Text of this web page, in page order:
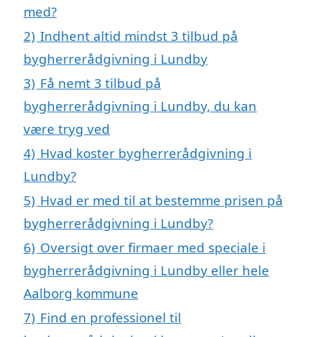
med?
2) Indhent altid mindst 3 tilbud på
bygherrerådgivning i Lundby
3) Få nemt 3 tilbud på
bygherrerådgivning i Lundby, du kan
være tryg ved
4) Hvad koster bygherrerådgivning i
Lundby?
5) Hvad er med til at bestemme prisen på
bygherrerådgivning i Lundby?
6) Oversigt over firmaer med speciale i
bygherrerådgivning i Lundby eller hele
Aalborg kommune
7) Find en professionel til